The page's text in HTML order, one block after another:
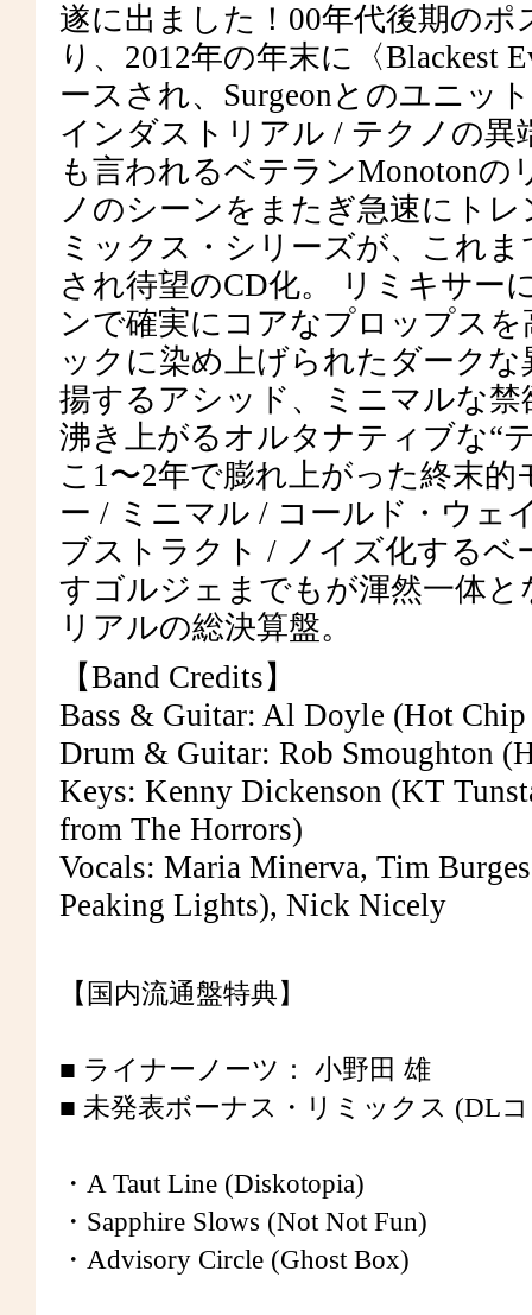
遂に出ました！00年代後期の
り、2012年の年末に〈Blackest
ースされ、Surgeonとのユニッ
インダストリアル / テクノの異
も言われるベテランMonoton
ノのシーンをまたぎ急速にト
ミックス・シリーズが、これ
され待望のCD化。 リミキサー
ンで確実にコアなプロップス
ックに染め上げられたダーク
揚するアシッド、ミニマルな
沸き上がるオルタナティブな“
こ1〜2年で膨れ上がった終末
ー / ミニマル / コールド・ウェ
ブストラクト / ノイズ化する
すゴルジェまでもが渾然一体
リアルの総決算盤。
【Band Credits】
Bass & Guitar: Al Doyle (Hot
Drum & Guitar: Rob Smoughton
Keys: Kenny Dickenson (KT
from The Horrors)
Vocals: Maria Minerva, Tim
Peaking Lights), Nick Nicely
【国内流通盤特典】
■ ライナーノーツ： 小野田 雄
■ 未発表ボーナス・リミックス (DL
・A Taut Line (Diskotopia)
・Sapphire Slows (Not Not Fun)
・Advisory Circle (Ghost Box)